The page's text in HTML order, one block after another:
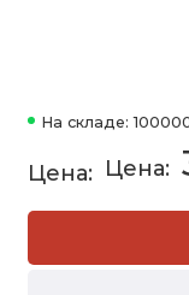
На складе: